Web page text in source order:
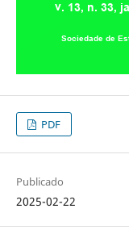
PDF
Publicado
2025-02-22